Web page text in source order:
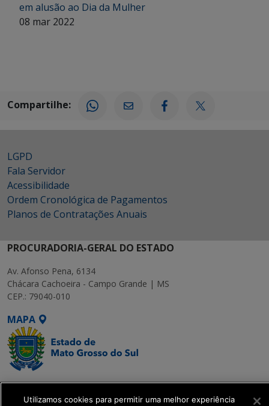
em alusão ao Dia da Mulher
08 mar 2022
Compartilhe:
LGPD
Fala Servidor
Acessibilidade
Ordem Cronológica de Pagamentos
Planos de Contratações Anuais
PROCURADORIA-GERAL DO ESTADO
Av. Afonso Pena, 6134
Chácara Cachoeira - Campo Grande | MS
CEP.: 79040-010
MAPA
SETDIG | Secretaria-
Executiva de
Utilizamos cookies para permitir uma melhor experiência